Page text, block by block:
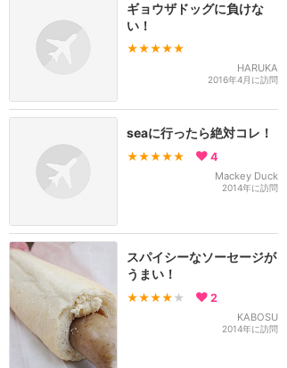
ギョウザドッグに負けな
い！
★★★★★
HARUKA
2016年4月に訪問
seaに行ったら絶対コレ！
★★★★★ 4
Mackey Duck
2014年に訪問
スパイシーなソーセージが
うまい！
★★★★ ★ 2
KABOSU
2014年に訪問